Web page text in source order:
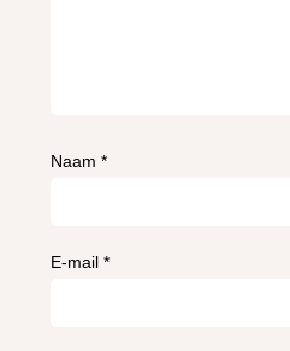
Naam*
E-mail*